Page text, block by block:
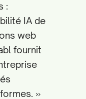
:
IA de
web
fournit
»